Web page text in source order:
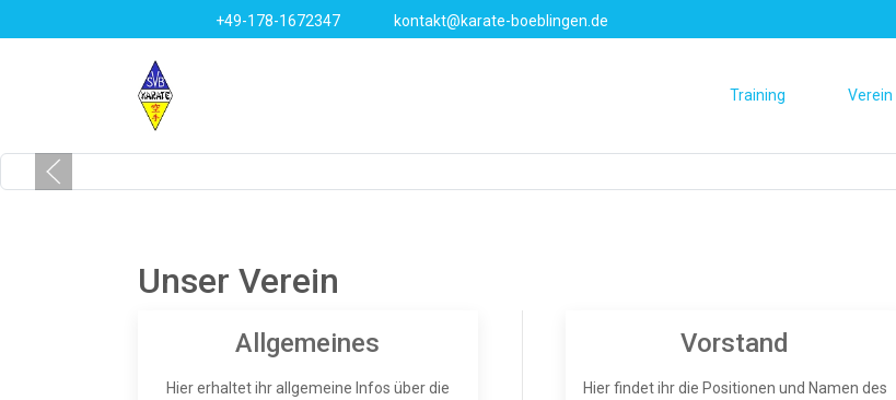
+49-178-1672347 kontakt@karate-boeblingen.de
Training Verein
Unser Verein
Allgemeines
Hier erhaltet ihr allgemeine Infos über die
Vorstand
Hier findet ihr die Positionen und Namen des